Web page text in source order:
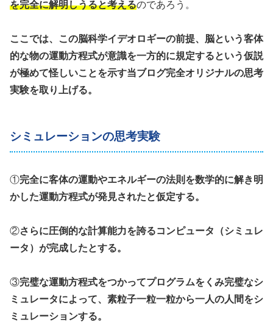
を完全に解明しうると考えるのであろう。
ここでは、この脳科学イデオロギーの前提、脳という客体
的な物の運動方程式が意識を一方的に規定するという仮説
が極めて怪しいことを示す当ブログ完全オリジナルの思考
実験を取り上げる。
シミュレーションの思考実験
①完全に客体の運動やエネルギーの法則を数学的に解き明
かした運動方程式が発見されたと仮定する。
②さらに圧倒的な計算能力を誇るコンピュータ（シミュレ
ータ）が完成したとする。
③完璧な運動方程式をつかってプログラムをくみ完璧なシ
ミュレータによって、素粒子一粒一粒から一人の人間をシ
ミュレーションする。